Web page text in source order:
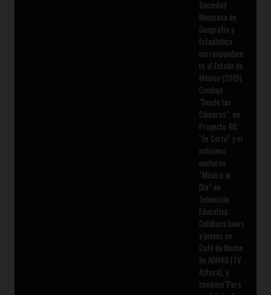
Sociedad
Mexicana de
Geografía y
Estadística
correspondien
te al Estado de
México (2019).
Condujo
"Desde las
Cámaras”, en
Proyecto 40;
“En Corto” y el
noticiero
nocturno
“México al
Día” en
Televisión
Educativa.
Colabora lunes
y jueves en
Café de Noche
de ADN40 (TV
Azteca), y
conduce"Pers